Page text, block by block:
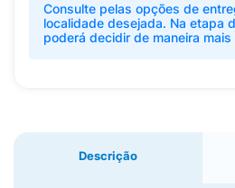
Consulte pelas opções de
localidade desejada. Na etapa
poderá decidir de maneira
Descrição